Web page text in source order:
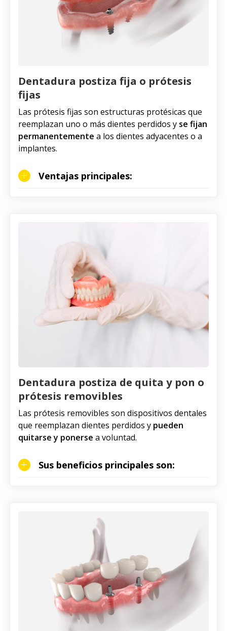
Dentadura postiza fija o prótesis
fijas
Las prótesis fijas son estructuras protésicas que
reemplazan uno o más dientes perdidos y se fijan
permanentemente a los dientes adyacentes o a
implantes.
Ventajas principales:
Dentadura postiza de quita y pon o
prótesis removibles
Las prótesis removibles son dispositivos dentales
que reemplazan dientes perdidos y pueden
quitarse y ponerse a voluntad.
Sus beneficios principales son: